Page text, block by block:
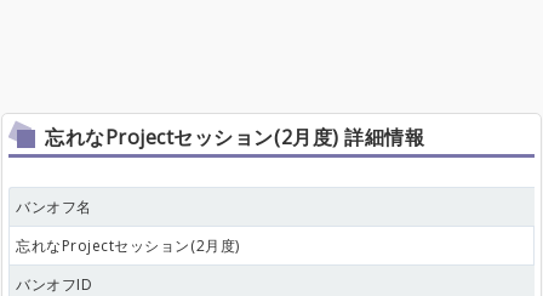
忘れなProjectセッション(2月度) 詳細情報
バンオフ名
忘れなProjectセッション(2月度)
バンオフID